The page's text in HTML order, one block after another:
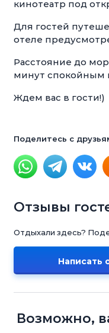
кинотеатр под
Для гостей
отеле
Расстояние до
минут спокойным
Ждем вас в гости!)
Поделитесь с
Отзывы
Отдыхали здесь?
Написать
Возможно,